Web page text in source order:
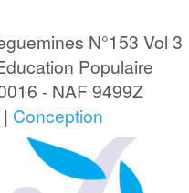
N°153 Vol 3
Populaire
- NAF 9499Z
| Conception